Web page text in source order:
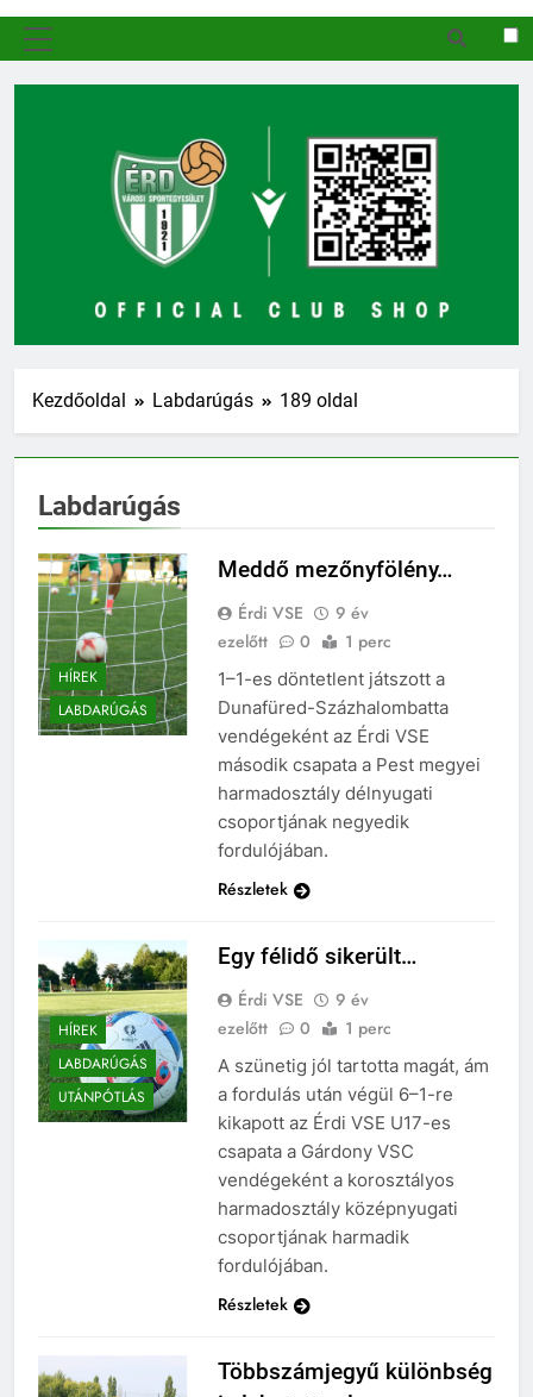
Kezdőoldal Labdarúgás 189 oldal
Labdarúgás
HÍREK
LABDARÚGÁS
Meddő mezőnyfölény…
Érdi VSE
9 év
ezelőtt
0 1 perc
1–1-es döntetlent játszott a
Dunafüred-Százhalombatta
vendégeként az Érdi VSE
második csapata a Pest megyei
harmadosztály délnyugati
csoportjának negyedik
fordulójában.
Részletek
HÍREK
LABDARÚGÁS
UTÁNPÓTLÁS
Egy félidő sikerült…
Érdi VSE
9 év
ezelőtt
0 1 perc
A szünetig jól tartotta magát, ám
a fordulás után végül 6–1-re
kikapott az Érdi VSE U17-es
csapata a Gárdony VSC
vendégeként a korosztályos
harmadosztály középnyugati
csoportjának harmadik
fordulójában.
Részletek
Többszámjegyű különbség